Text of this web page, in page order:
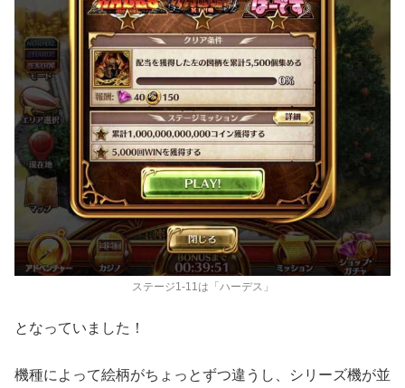
ステージ1-11は「ハーデス」
となっていました！
機種によって絵柄がちょっとずつ違うし、シリーズ機が並